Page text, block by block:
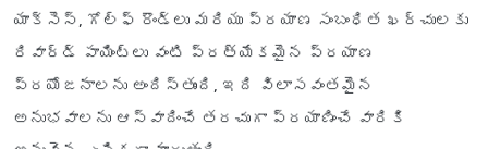
యాక్సెస్, గోల్ఫ్ రౌండ్లు మరియు ప్రయాణ సంబంధిత ఖర్చులకు
రివార్డ్ పాయింట్లు వంటి ప్రత్యేకమైన ప్రయాణ
ప్రయోజనాలను అందిస్తుంది, ఇది విలాసవంతమైన
అనుభవాలను ఆస్వాదించే తరచుగా ప్రయాణించే వారికి